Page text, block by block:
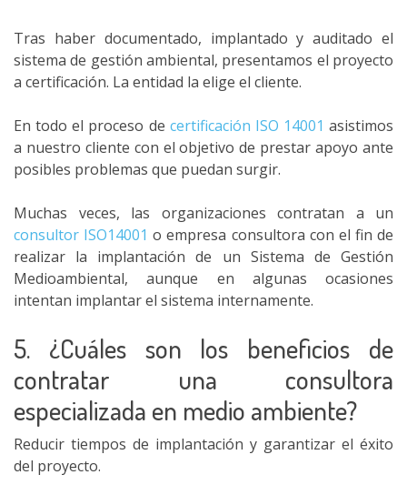
Tras haber documentado, implantado y auditado el
sistema de gestión ambiental, presentamos el proyecto
a certificación. La entidad la elige el cliente.
En todo el proceso de certificación ISO 14001 asistimos
a nuestro cliente con el objetivo de prestar apoyo ante
posibles problemas que puedan surgir.
Muchas veces, las organizaciones contratan a un
consultor ISO14001 o empresa consultora con el fin de
realizar la implantación de un Sistema de Gestión
Medioambiental, aunque en algunas ocasiones
intentan implantar el sistema internamente.
5. ¿Cuáles son los beneficios de
contratar una consultora
especializada en medio ambiente?
Reducir tiempos de implantación y garantizar el éxito
del proyecto.